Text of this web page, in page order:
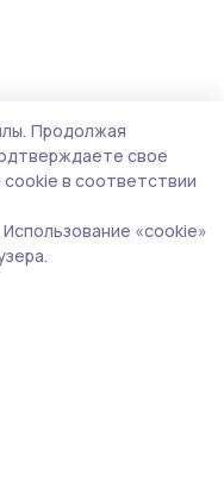
Продолжая
свое
cookie в соответствии
Использование «cookie»